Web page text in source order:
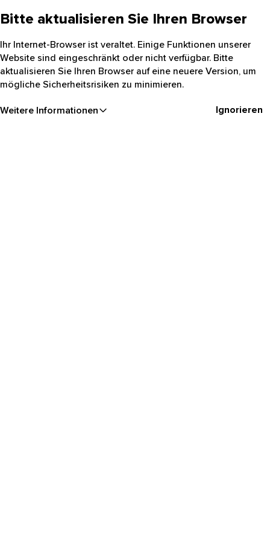
Bitte aktualisieren Sie Ihren Browser
Ihr Internet-Browser ist veraltet. Einige Funktionen unserer
Website sind eingeschränkt oder nicht verfügbar. Bitte
aktualisieren Sie Ihren Browser auf eine neuere Version, um
mögliche Sicherheitsrisiken zu minimieren.
Weitere Informationen Ignorieren